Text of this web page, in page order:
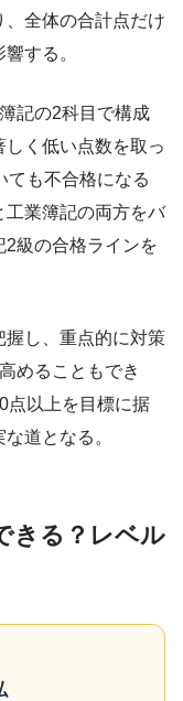
、全体の合計点だけ
する。
記の2科目で構成
く低い点数を取っ
ても不合格になる
工業簿記の両方をバ
級の合格ラインを
握し、重点的に対策
めることもでき
点以上を目標に据
道となる。
きる？レベル